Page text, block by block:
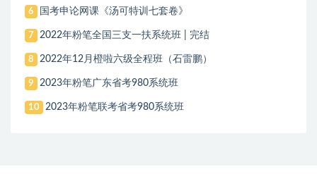
6 国考申论网课《汤可特训七套卷》
7 2022年粉笔全国三支一扶系统班 | 完结
8 2022年12月橙啦六级全程班（石雷鹏）
9 2023年粉笔广东省考980系统班
10 2023年粉笔联考省考980系统班